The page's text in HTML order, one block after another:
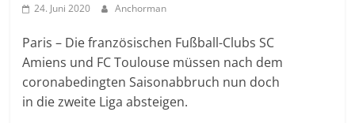
24. Juni 2020 Anchorman
Paris – Die französischen Fußball-Clubs SC
Amiens und FC Toulouse müssen nach dem
coronabedingten Saisonabbruch nun doch
in die zweite Liga absteigen.